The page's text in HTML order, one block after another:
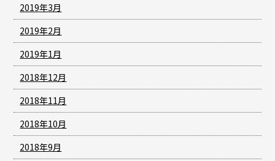
2019年3月
2019年2月
2019年1月
2018年12月
2018年11月
2018年10月
2018年9月